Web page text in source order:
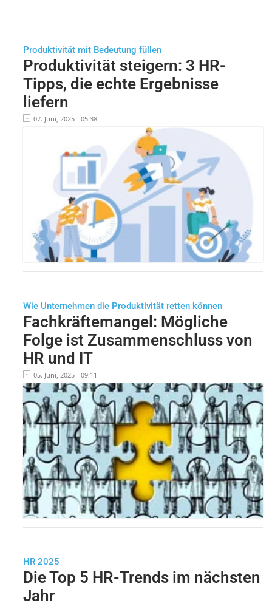
Produktivität mit Bedeutung füllen
Produktivität steigern: 3 HR-
Tipps, die echte Ergebnisse
liefern
07. Juni, 2025 - 05:38
Wie Unternehmen die Produktivität retten können
Fachkräftemangel: Mögliche
Folge ist Zusammenschluss von
HR und IT
05. Juni, 2025 - 09:11
HR 2025
Die Top 5 HR-Trends im nächsten
Jahr